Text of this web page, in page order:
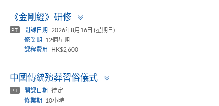
《金剛經》研修
PT 開課日期
2026年8月16日 (星期日)
修業期
12個星期
課程費用
HK$2,600
中國傳統殯葬習俗儀式
PT 開課日期
待定
修業期
10小時